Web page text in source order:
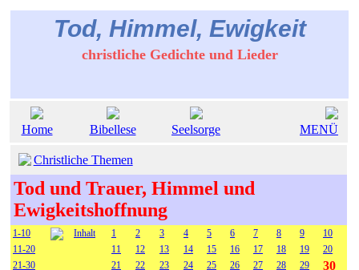
Tod, Himmel, Ewigkeit
christliche Gedichte und Lieder
Home Bibellese Seelsorge MENÜ
Christliche Themen
Tod und Trauer, Himmel und
Ewigkeitshoffnung
1-10 Inhalt 1 2 3 4 5 6 7 8 9
10
11-20
11 12 13 14 15 16 17 18 19
20
21-30
21 22 23 24 25 26 27 28 29 30